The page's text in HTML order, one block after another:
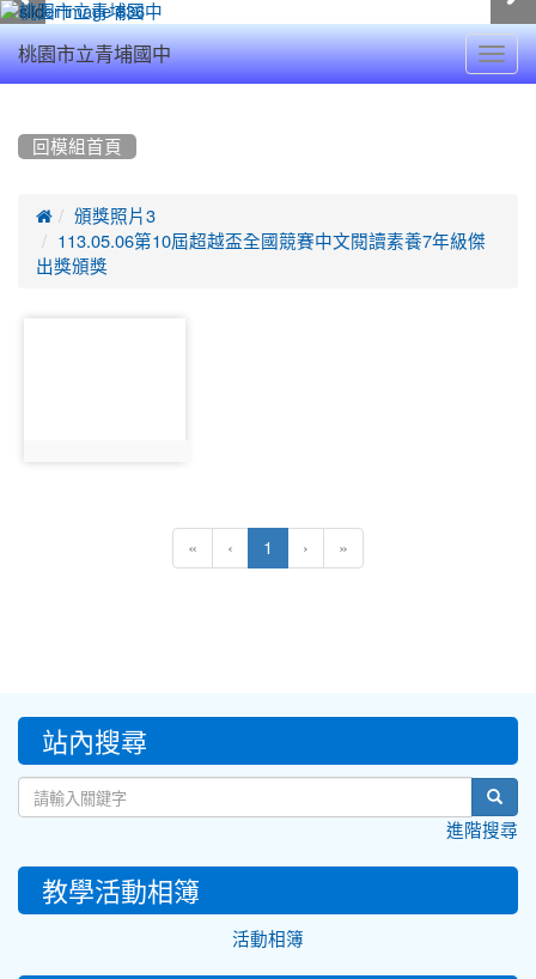
桃園市立青埔國中
回模組首頁

頒獎照片3
113.05.06第10屆超越盃全國競賽中文閱讀素養7年級傑
出獎頒獎
« ‹ 1 (current)
› »
::: 站內搜尋
進階搜尋
教學活動相簿
活動相簿